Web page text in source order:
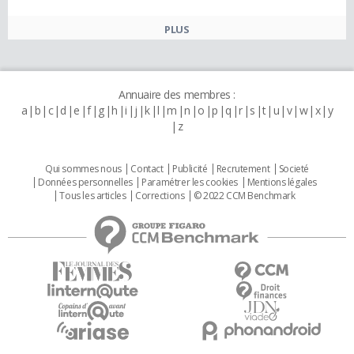
PLUS
Annuaire des membres :
a b c d e f g h i j k l m n o p q r s t u v w x y
z
Qui sommes nous Contact Publicité Recrutement
Societé
Données personnelles
Paramétrer les cookies
Mentions légales
Tous les articles
Corrections © 2022 CCM Benchmark